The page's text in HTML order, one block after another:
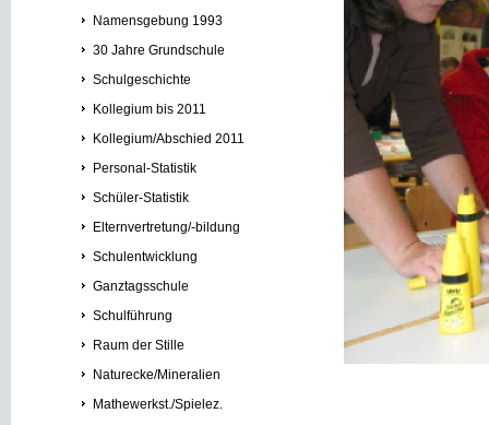
Namensgebung 1993
30 Jahre Grundschule
Schulgeschichte
Kollegium bis 2011
Kollegium/Abschied 2011
Personal-Statistik
Schüler-Statistik
Elternvertretung/-bildung
Schulentwicklung
Ganztagsschule
Schulführung
Raum der Stille
Naturecke/Mineralien
Mathewerkst./Spielez.